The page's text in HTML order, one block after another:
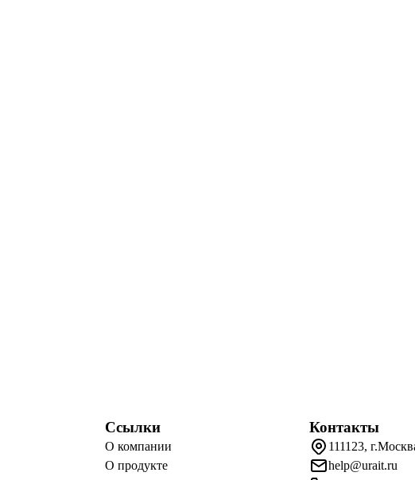
Ссылки
О компании
О продукте
Контакты
111123,
help@urait.ru